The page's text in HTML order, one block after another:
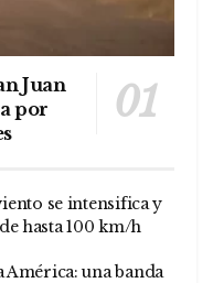
Juan
por
se intensifica y
hasta 100 km/h
una banda